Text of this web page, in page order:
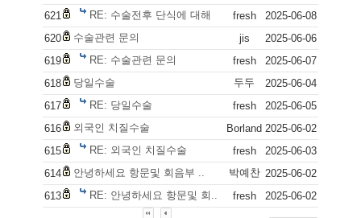
621
RE: 수술전후 단식에 대해 fresh
2025-06-08
620
수술관련 문의 jis
2025-06-06
619
RE: 수술관련 문의 fresh
2025-06-07
618
당일수술 두두
2025-06-04
617
RE: 당일수술 fresh
2025-06-05
616
외국인 치질수술 Borland 2025-06-02
615
RE: 외국인 치질수술 fresh
2025-06-03
614
안녕하세요 항문및 회음부 .. 박예찬 2025-06-02
613
RE: 안녕하세요 항문및 회.. fresh 2025-06-02